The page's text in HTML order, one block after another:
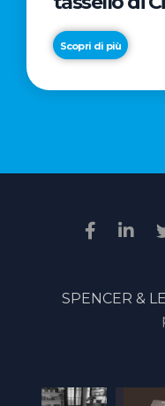
Scopri di più
SPENCER &